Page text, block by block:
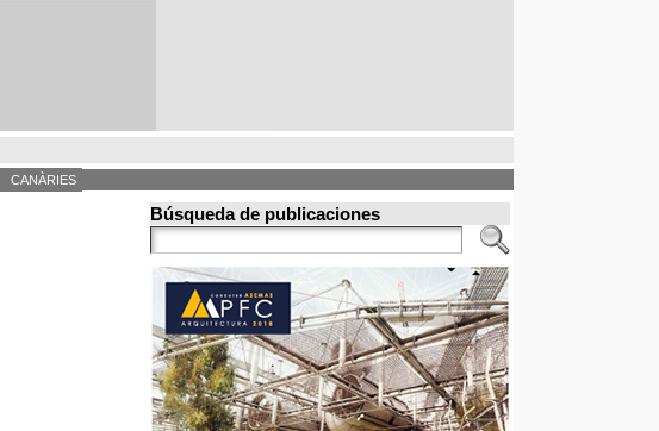
CANÀRIES
Búsqueda de publicaciones